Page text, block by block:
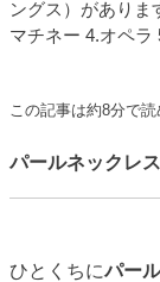
ングス）がありま
マチネー 4.オペラ
この記事は約8分で読
パールネックレ
ひとくちにパール